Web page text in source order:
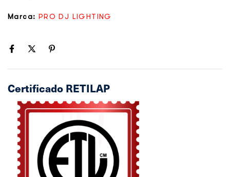
Marca: PRO DJ LIGHTING
Certificado RETILAP